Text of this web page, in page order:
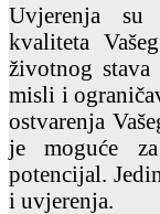
Uvjerenja su
kvaliteta
životnog
misli i
ostvarenja
je moguće
potencijal.
i uvjerenja.